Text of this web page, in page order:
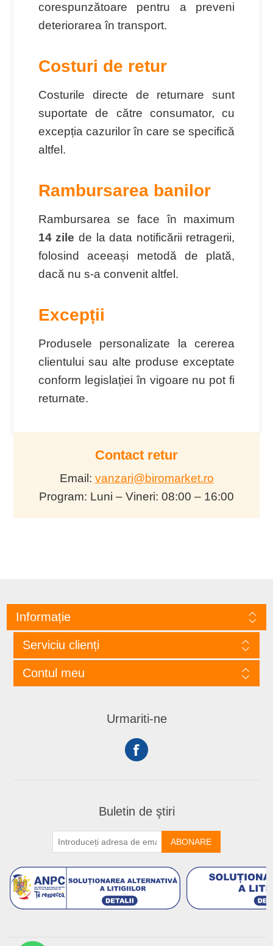
corespunzătoare pentru a preveni
deteriorarea în transport.
Costuri de retur
Costurile directe de returnare sunt
suportate de către consumator, cu
excepția cazurilor în care se specifică
altfel.
Rambursarea banilor
Rambursarea se face în maximum
14 zile de la data notificării retragerii,
folosind aceeași metodă de plată,
dacă nu s-a convenit altfel.
Excepții
Produsele personalizate la cererea
clientului sau alte produse exceptate
conform legislației în vigoare nu pot fi
returnate.
Contact retur
Email: vanzari@biromarket.ro
Program: Luni – Vineri: 08:00 – 16:00
Informație
Serviciu clienți
Contul meu
Urmariti-ne
Buletin de ştiri
ABONARE